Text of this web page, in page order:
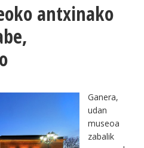
antxinako
Ganera,
udan
museoa
zabalik